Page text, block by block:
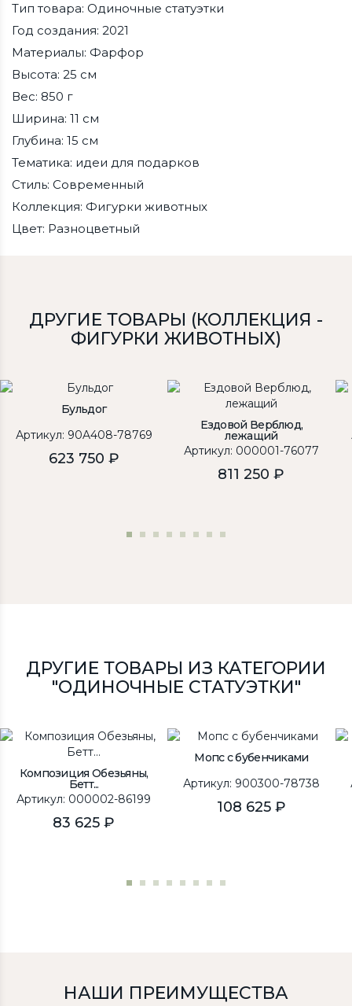
Тип товара: Одиночные статуэтки
Год создания: 2021
Материалы: Фарфор
Высота: 25 см
Вес: 850 г
Ширина: 11 см
Глубина: 15 см
Тематика: идеи для подарков
Стиль: Современный
Коллекция: Фигурки животных
Цвет: Разноцветный
ДРУГИЕ ТОВАРЫ (КОЛЛЕКЦИЯ -
ФИГУРКИ ЖИВОТНЫХ)
Бульдог
Артикул: 90A408-78769
623 750 ₽
Ездовой Верблюд,
лежащий
Артикул: 000001-76077
811 250 ₽
ДРУГИЕ ТОВАРЫ ИЗ КАТЕГОРИИ
"ОДИНОЧНЫЕ СТАТУЭТКИ"
Композиция Обезьяны,
Бетт...
Артикул: 000002-86199
83 625 ₽
Мопс с бубенчиками
Артикул: 900300-78738
108 625 ₽
НАШИ ПРЕИМУЩЕСТВА